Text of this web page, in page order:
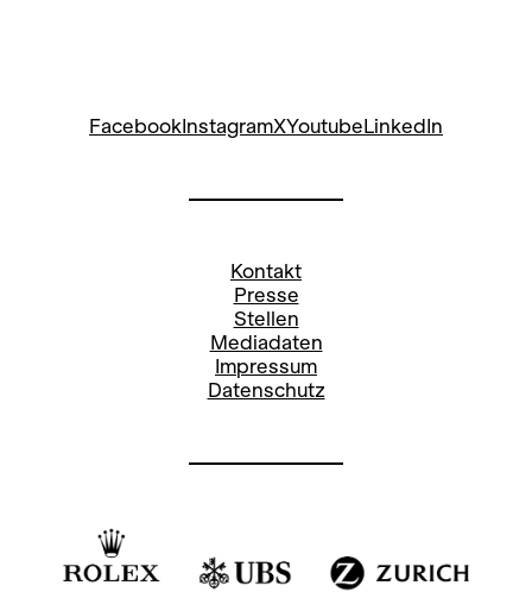
FacebookInstagramXYoutubeLinkedIn
Kontakt
Presse
Stellen
Mediadaten
Impressum
Datenschutz